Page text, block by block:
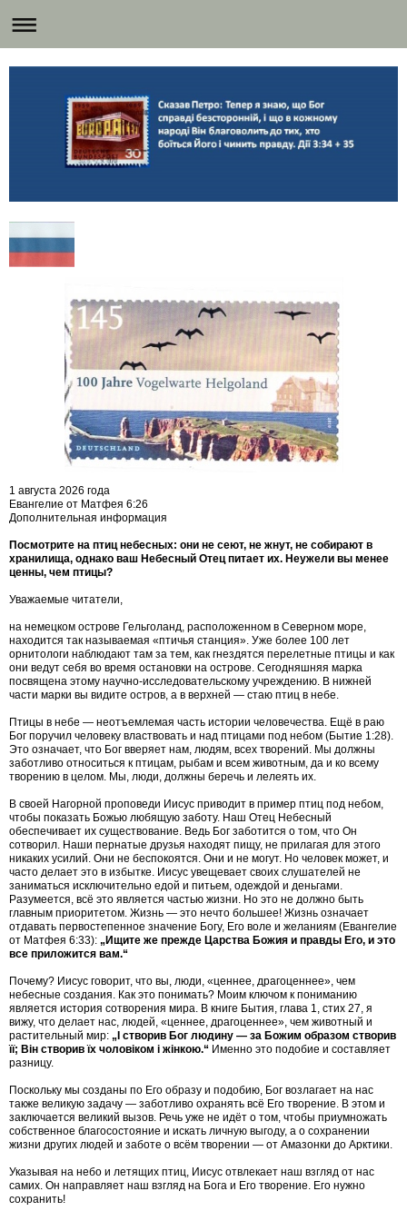
1 августа 2026 года
Евангелие от Матфея 6:26
Дополнительная информация
Посмотрите на птиц небесных: они не сеют, не жнут, не собирают в
хранилища, однако ваш Небесный Отец питает их. Неужели вы менее
ценны, чем птицы?
Уважаемые читатели,
на немецком острове Гельголанд, расположенном в Северном море,
находится так называемая «птичья станция». Уже более 100 лет
орнитологи наблюдают там за тем, как гнездятся перелетные птицы и как
они ведут себя во время остановки на острове. Сегодняшняя марка
посвящена этому научно-исследовательскому учреждению. В нижней
части марки вы видите остров, а в верхней — стаю птиц в небе.
Птицы в небе — неотъемлемая часть истории человечества. Ещё в раю
Бог поручил человеку властвовать и над птицами под небом (Бытие 1:28).
Это означает, что Бог вверяет нам, людям, всех творений. Мы должны
заботливо относиться к птицам, рыбам и всем животным, да и ко всему
творению в целом. Мы, люди, должны беречь и лелеять их.
В своей Нагорной проповеди Иисус приводит в пример птиц под небом,
чтобы показать Божью любящую заботу. Наш Отец Небесный
обеспечивает их существование. Ведь Бог заботится о том, что Он
сотворил. Наши пернатые друзья находят пищу, не прилагая для этого
никаких усилий. Они не беспокоятся. Они и не могут. Но человек может, и
часто делает это в избытке. Иисус увещевает своих слушателей не
заниматься исключительно едой и питьем, одеждой и деньгами.
Разумеется, всё это является частью жизни. Но это не должно быть
главным приоритетом. Жизнь — это нечто большее! Жизнь означает
отдавать первостепенное значение Богу, Его воле и желаниям (Евангелие
от Матфея 6:33): „Ищите же прежде Царства Божия и правды Его, и это
все приложится вам.“
Почему? Иисус говорит, что вы, люди, «ценнее, драгоценнее», чем
небесные создания. Как это понимать? Моим ключом к пониманию
является история сотворения мира. В книге Бытия, глава 1, стих 27, я
вижу, что делает нас, людей, «ценнее, драгоценнее», чем животный и
растительный мир: „І створив Бог людину — за Божим образом створив
її; Він створив їх чоловіком і жінкою.“ Именно это подобие и составляет
разницу.
Поскольку мы созданы по Его образу и подобию, Бог возлагает на нас
также великую задачу — заботливо охранять всё Его творение. В этом и
заключается великий вызов. Речь уже не идёт о том, чтобы приумножать
собственное благосостояние и искать личную выгоду, а о сохранении
жизни других людей и заботе о всём творении — от Амазонки до Арктики.
Указывая на небо и летящих птиц, Иисус отвлекает наш взгляд от нас
самих. Он направляет наш взгляд на Бога и Его творение. Его нужно
сохранить!